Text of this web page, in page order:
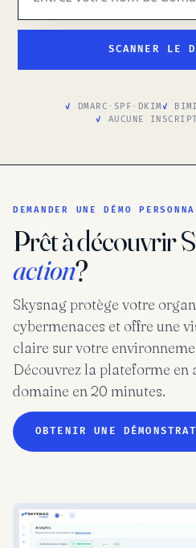
SCANNER LE
DMARC · SPF · DKIM BIMI
AUCUNE
DEMANDER UNE DÉMO
Prêt à découvrir
action?
Skysnag protège votre
cybermenaces et offre une
claire sur votre
Découvrez la plateforme en
domaine en 20 minutes.
OBTENIR UNE